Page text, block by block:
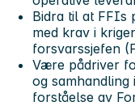
Bidra til at FFIs
med krav i
forsvarssjefen
Være pådriver
og
forståelse av